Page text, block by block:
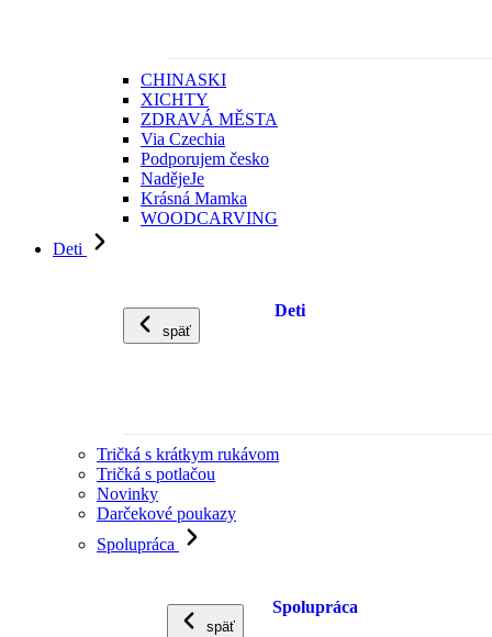
CHINASKI
XICHTY
ZDRAVÁ MĚSTA
Via Czechia
Podporujem česko
NadějeJe
Krásná Mamka
WOODCARVING
Deti
späť
Deti
Tričká s krátkym rukávom
Tričká s potlačou
Novinky
Darčekové poukazy
Spolupráca
späť
Spolupráca